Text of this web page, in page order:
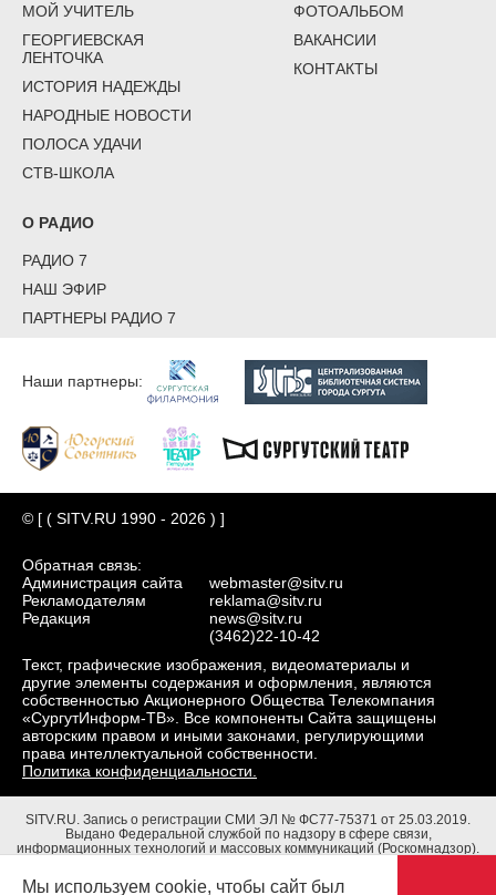
МОЙ УЧИТЕЛЬ
ГЕОРГИЕВСКАЯ
ЛЕНТОЧКА
ИСТОРИЯ НАДЕЖДЫ
НАРОДНЫЕ НОВОСТИ
ПОЛОСА УДАЧИ
СТВ-ШКОЛА
ФОТОАЛЬБОМ
ВАКАНСИИ
КОНТАКТЫ
О РАДИО
РАДИО 7
НАШ ЭФИР
ПАРТНЕРЫ РАДИО 7
Наши партнеры:
© [ ( SITV.RU 1990 - 2026 ) ]
Обратная связь:
Администрация сайта
Рекламодателям
Редакция
webmaster@sitv.ru
reklama@sitv.ru
news@sitv.ru
(3462)22-10-42
Текст, графические изображения, видеоматериалы и
другие элементы содержания и оформления, являются
собственностью Акционерного Общества Телекомпания
«СургутИнформ-ТВ». Все компоненты Сайта защищены
авторским правом и иными законами, регулирующими
права интеллектуальной собственности.
Политика конфиденциальности.
SITV.RU. Запись о регистрации СМИ ЭЛ № ФС77-75371 от 25.03.2019.
Выдано Федеральной службой по надзору в сфере связи,
информационных технологий и массовых коммуникаций (Роскомнадзор).
Адрес редакции: 628403, Тюменская обл., ХМАО - Югра, г. Сургут, ул.
Маяковского, д. 16. Главный редактор: Чубенко В.Л.
Мы используем cookie, чтобы сайт был